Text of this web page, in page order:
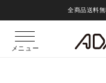
全商品送料
メニュー